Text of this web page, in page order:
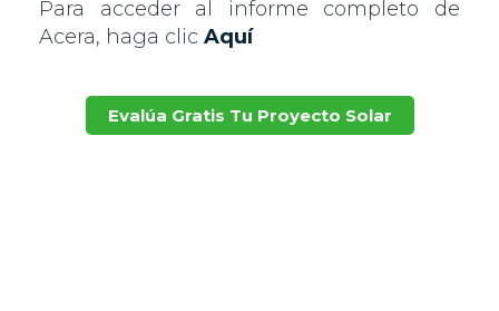
Para acceder al informe completo de
Acera, haga clic Aquí
Evalúa Gratis Tu Proyecto Solar